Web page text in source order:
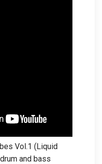
Vol.1 (Liquid
and bass